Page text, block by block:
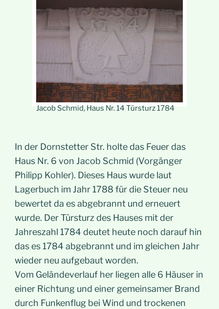
Jacob Schmid, Haus Nr. 14 Türsturz 1784
In der Dornstetter Str. holte das Feuer das
Haus Nr. 6 von Jacob Schmid (Vorgänger
Philipp Kohler). Dieses Haus wurde laut
Lagerbuch im Jahr 1788 für die Steuer neu
bewertet da es abgebrannt und erneuert
wurde. Der Türsturz des Hauses mit der
Jahreszahl 1784 deutet heute noch darauf hin
das es 1784 abgebrannt und im gleichen Jahr
wieder neu aufgebaut worden.
Vom Geländeverlauf her liegen alle 6 Häuser in
einer Richtung und einer gemeinsamer Brand
durch Funkenflug bei Wind und trockenen